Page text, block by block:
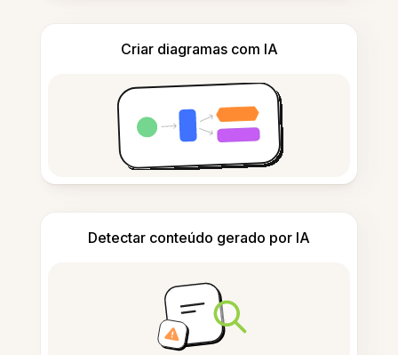
Criar diagramas com IA
Detectar conteúdo gerado por IA